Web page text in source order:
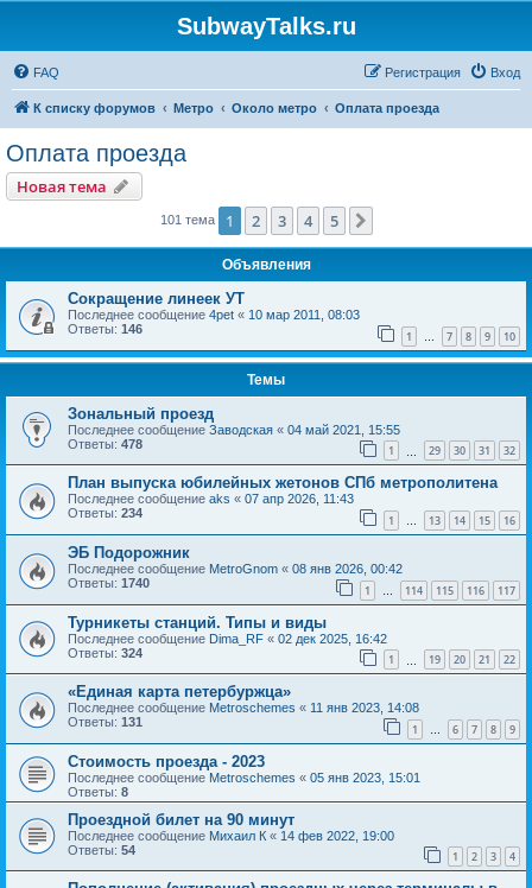
SubwayTalks.ru
FAQ Вход
Регистрация
К списку форумов Метро Около метро Оплата проезда
Оплата проезда
Новая тема
101 тема 1 2 3 4 5
Объявления
Сокращение линеек УТ
Последнее сообщение 4pet « 10 мар 2011, 08:03
Ответы: 146 1 … 7 8 9 10
Темы
Зональный проезд
Последнее сообщение Заводская « 04 май 2021, 15:55
Ответы: 478 1 29 30 31 32
План выпуска юбилейных жетонов СПб метрополитена
Последнее сообщение aks « 07 апр 2026, 11:43
Ответы: 234 1 … 13 14 15 16
ЭБ Подорожник
Последнее сообщение MetroGnom « 08 янв 2026, 00:42
Ответы: 1740 1 … 114 115 116 117
Турникеты станций. Типы и виды
Последнее сообщение Dima_RF « 02 дек 2025, 16:42
Ответы: 324 1 19 20 21 22
«Единая карта петербуржца»
Последнее сообщение Metroschemes « 11 янв 2023, 14:08
Ответы: 131 1 … 6 7 8 9
Стоимость проезда - 2023
Последнее сообщение Metroschemes « 05 янв 2023, 15:01
Ответы: 8
Проездной билет на 90 минут
Последнее сообщение Михаил К « 14 фев 2022, 19:00
Ответы: 54 1 2 3 4